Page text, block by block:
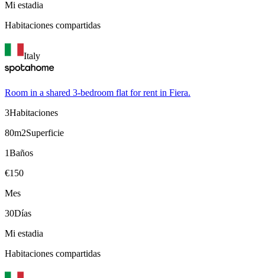
Mi estadia
Habitaciones compartidas
Italy
Room in a shared 3-bedroom flat for rent in Fiera.
3Habitaciones
80m2Superficie
1Baños
€150
Mes
30Días
Mi estadia
Habitaciones compartidas